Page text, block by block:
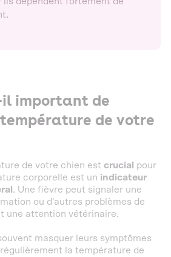
il important de
de votre
de votre chien est crucial
pour
corporelle est un indicateur
. Une fièvre peut signaler une
ou d'autres problèmes de
une attention vétérinaire.
masquer leurs symptômes
la température de